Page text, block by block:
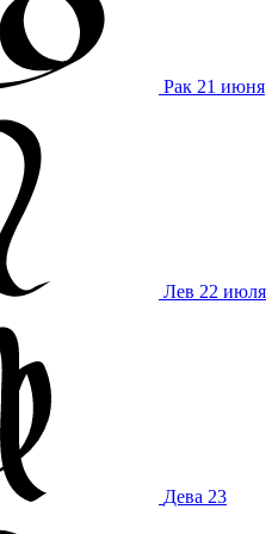
Рак 21 июня
Лев 22 июля
Дева 23